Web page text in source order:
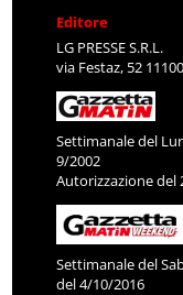
Editore
LG PRESSE S.R.L.
via Festaz, 52
Settimanale del
9/2002
Autorizzazione del
Settimanale del
del 4/10/2016